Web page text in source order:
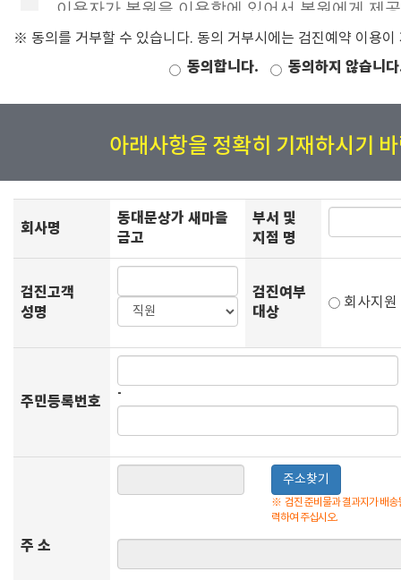
※ 동의를 거부할 수 있습니다. 동의 거부시에는 검진예약 이용이
동의합니다. 동의하지 않습니
아래사항을 정확히 기재하시기
회사명
동대문상가 새마을
금고
부서 및
지점 명
검진고객
성명
검진여부
대상
회사지
주민등록번호 -
주 소
주소찾기
※ 검진 준비물과 결과지가 배
력하여 주십시오.